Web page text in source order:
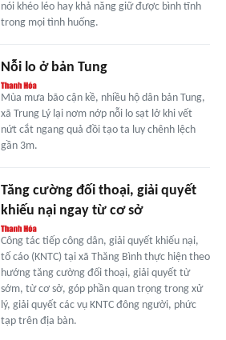
nói khéo léo hay khả năng giữ được bình tĩnh
trong mọi tình huống.
Nỗi lo ở bản Tung
Mùa mưa bão cận kề, nhiều hộ dân bản Tung,
xã Trung Lý lại nơm nớp nỗi lo sạt lở khi vết
nứt cắt ngang quả đồi tạo ta luy chênh lệch
gần 3m.
Tăng cường đối thoại, giải quyết
khiếu nại ngay từ cơ sở
Công tác tiếp công dân, giải quyết khiếu nại,
tố cáo (KNTC) tại xã Thăng Bình thực hiện theo
hướng tăng cường đối thoại, giải quyết từ
sớm, từ cơ sở, góp phần quan trọng trong xử
lý, giải quyết các vụ KNTC đông người, phức
tạp trên địa bàn.